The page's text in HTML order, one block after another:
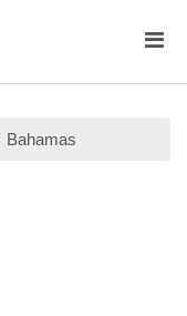
Bahamas